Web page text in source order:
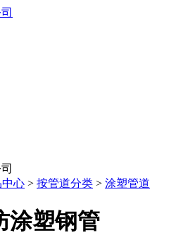
中心 > 按管道分类 > 涂塑管道
涂塑钢管